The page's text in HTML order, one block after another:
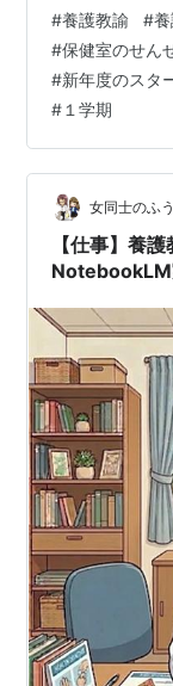
りで大きな行事
はこの時期が繁
準備と事後措置
んな忙しい養護
まとめてみま
の準備 保健デ
#養護教諭 #
#保健室のせん
#新年度のスタ
# １学期
女同士のふ
【仕事】養
NotebookLM